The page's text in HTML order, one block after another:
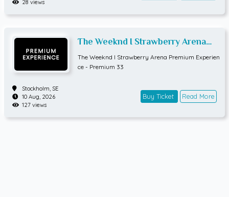
28 views
The Weeknd I Strawberry Arena
The Weeknd I Strawberry Arena Premium Experien
ce - Premium 33
Stockholm, SE
10 Aug, 2026
127 views
Buy Ticket Read More